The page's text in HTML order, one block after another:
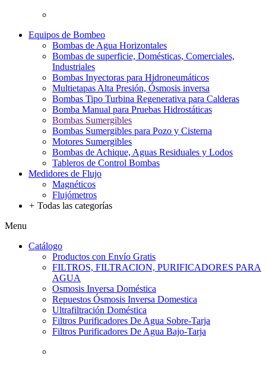
Equipos de Bombeo
Bombas de Agua Horizontales
Bombas de superficie, Domésticas, Comerciales,
Industriales
Bombas Inyectoras para Hidroneumáticos
Multietapas Alta Presión, Ósmosis inversa
Bombas Tipo Turbina Regenerativa para Calderas
Bomba Manual para Pruebas Hidrostáticas
Bombas Sumergibles
Bombas Sumergibles para Pozo y Cisterna
Motores Sumergibles
Bombas de Achique, Aguas Residuales y Lodos
Tableros de Control Bombas
Medidores de Flujo
Magnéticos
Flujómetros
+ Todas las categorías
Menu
Catálogo
Productos con Envío Gratis
FILTROS, FILTRACION, PURIFICADORES PARA
AGUA
Osmosis Inversa Doméstica
Repuestos Ósmosis Inversa Domestica
Ultrafiltración Doméstica
Filtros Purificadores De Agua Sobre-Tarja
Filtros Purificadores De Agua Bajo-Tarja